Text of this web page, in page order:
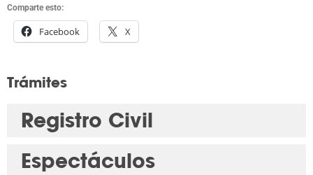
Comparte esto:
Facebook X
Trámites
Registro Civil
Espectáculos